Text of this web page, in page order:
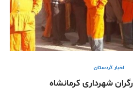
اخبار کُردستان
شهرداری کرمانشاه